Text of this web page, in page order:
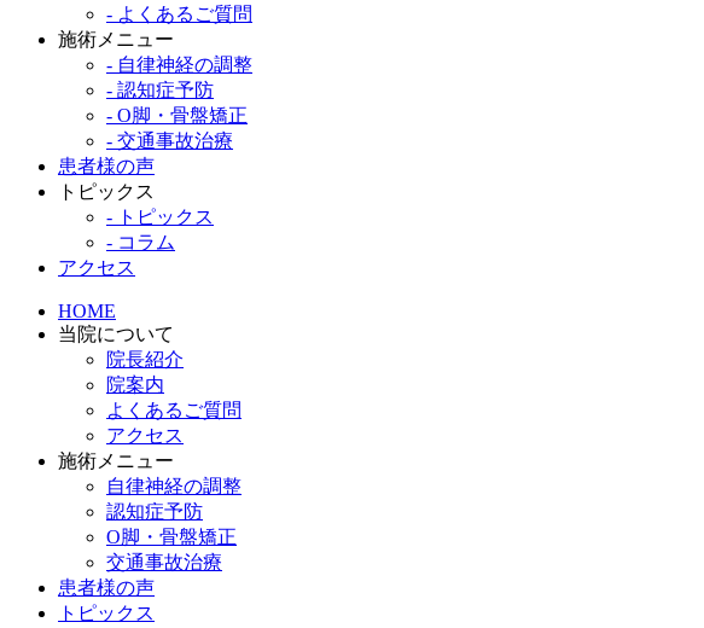
- よくあるご質問
施術メニュー
- 自律神経の調整
- 認知症予防
- O脚・骨盤矯正
- 交通事故治療
患者様の声
トピックス
- トピックス
- コラム
アクセス
HOME
当院について
院長紹介
院案内
よくあるご質問
アクセス
施術メニュー
自律神経の調整
認知症予防
O脚・骨盤矯正
交通事故治療
患者様の声
トピックス